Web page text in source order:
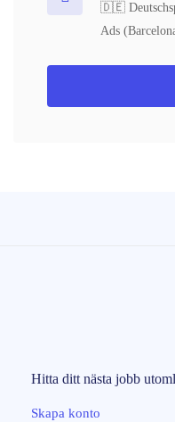
🇩🇪
Ads
Hitta ditt nästa jobb
Skapa konto